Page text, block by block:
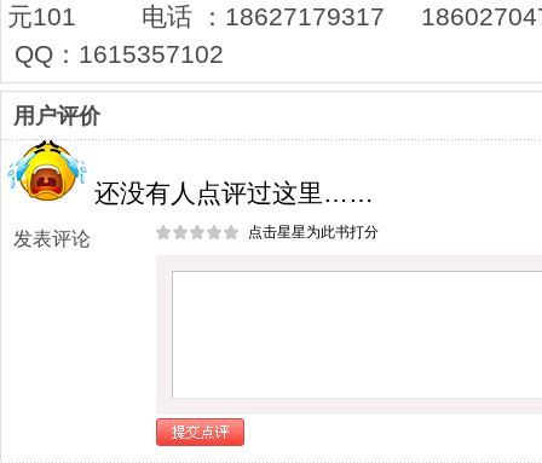
元101 电话 ：18627179317
QQ：1615357102
用户评价
还没有人点评过这里……
发表评论 点击星星为此书打分